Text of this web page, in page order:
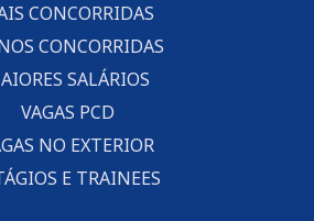
CONCORRIDAS
CONCORRIDAS
SALÁRIOS
VAGAS PCD
NO EXTERIOR
E TRAINEES